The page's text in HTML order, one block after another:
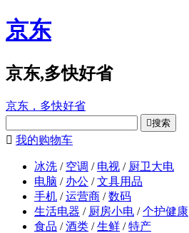
京东
京东,多快好省
京东，多快好省
搜索
 我的购物车
冰洗 / 空调 / 电视 / 厨卫大电
电脑 / 办公 / 文具用品
手机 / 运营商 / 数码
生活电器 / 厨房小电 / 个护健康
食品 / 酒类 / 生鲜 / 特产